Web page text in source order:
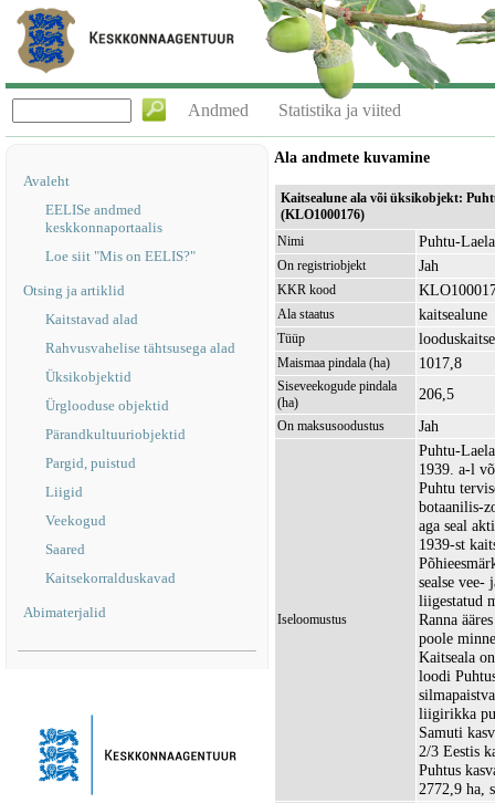
Andmed Statistika ja viited
Avaleht
EELISe andmed
keskkonnaportaalis
Loe siit "Mis on EELIS?"
Otsing ja artiklid
Kaitstavad alad
Rahvusvahelise tähtsusega alad
Üksikobjektid
Ürglooduse objektid
Pärandkultuuriobjektid
Pargid, puistud
Liigid
Veekogud
Saared
Kaitsekorralduskavad
Abimaterjalid
Ala andmete kuvamine
Kaitsealune ala või üksikobjekt:
(KLO1000176)
Nimi
Puhtu-
On registriobjekt Jah
KKR kood
Ala staatus kaitsealune
Tüüp
Maismaa pindala (ha) 1017,8
Siseveekogude pindala
(ha)
206,5
On maksusoodustus Jah
Iseloomustus
Puhtu-
1939. a-l
Puhtu
botaanilis-
aga seal
1939-st
sealse vee-
liigestatud
Ranna
poole
Kaitseala
loodi
liigirikka
Samuti
2/3 Eestis
Puhtus
2772,9 ha,